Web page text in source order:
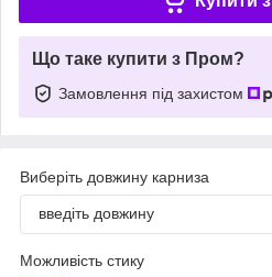
Що таке купити з Пром?
Замовлення під захистом
Виберіть довжину карниза
введіть довжину
Можливість стику